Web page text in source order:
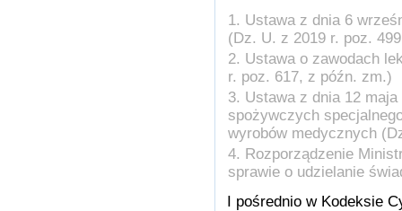
Ustawa z dnia 6
(Dz. U. z 2019 r. poz.
Ustawa o zawodach
r. poz. 617, z późn. zm.)
Ustawa z dnia 12
spożywczych
wyrobów medycznych
Rozporządzenie
sprawie o udzielanie
I pośrednio w Kodeksie